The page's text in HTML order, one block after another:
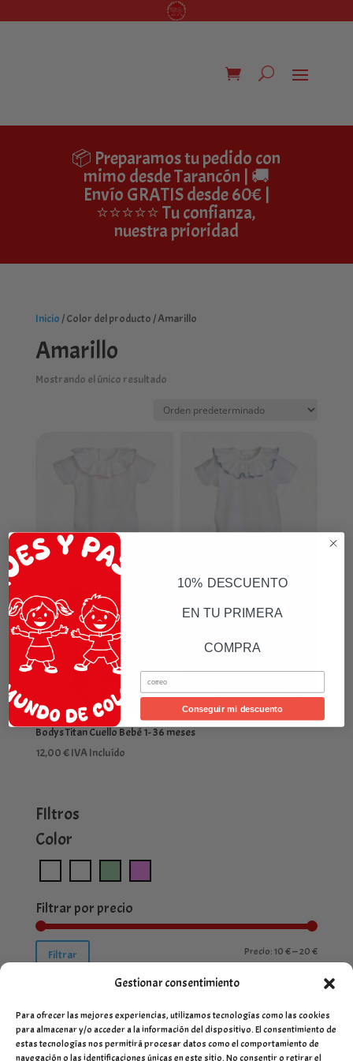
Gestionar consentimiento
Para ofrecer las mejores experiencias, utilizamos tecnologías como las cookies
para almacenar y/o acceder a la información del dispositivo. El consentimiento de
estas tecnologías nos permitirá procesar datos como el comportamiento de
navegación o las identificaciones únicas en este sitio. No consentir o retirar el
📦 Preparamos tu pedido con
mimo desde Tarancón | 🚚
Envío GRATIS desde 60€ |
⭐⭐⭐⭐⭐ Tu confianza,
nuestra prioridad
Inicio / Color del producto / Amarillo
Amarillo
Mostrando el único resultado
Bodys Titan Cuello Bebé 1- 36 meses
12,00€IVA Incluído
FIltros
Color
Filtrar por precio
Precio
Precio
Filtrar Precio:10 €—20 €
10% DESCUENTO
EN TU PRIMERA
COMPRA
Email
Conseguir mi descuento